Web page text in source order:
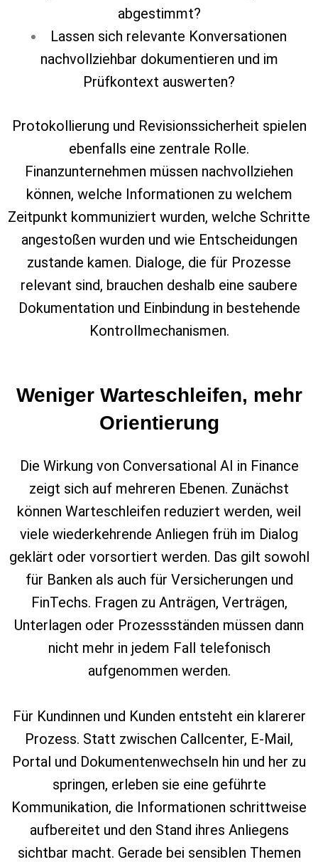
abgestimmt?
Lassen sich relevante Konversationen
nachvollziehbar dokumentieren und im
Prüfkontext auswerten?
Protokollierung und Revisionssicherheit spielen
ebenfalls eine zentrale Rolle.
Finanzunternehmen müssen nachvollziehen
können, welche Informationen zu welchem
Zeitpunkt kommuniziert wurden, welche Schritte
angestoßen wurden und wie Entscheidungen
zustande kamen. Dialoge, die für Prozesse
relevant sind, brauchen deshalb eine saubere
Dokumentation und Einbindung in bestehende
Kontrollmechanismen.
Weniger Warteschleifen, mehr
Orientierung
Die Wirkung von Conversational AI in Finance
zeigt sich auf mehreren Ebenen. Zunächst
können Warteschleifen reduziert werden, weil
viele wiederkehrende Anliegen früh im Dialog
geklärt oder vorsortiert werden. Das gilt sowohl
für Banken als auch für Versicherungen und
FinTechs. Fragen zu Anträgen, Verträgen,
Unterlagen oder Prozessständen müssen dann
nicht mehr in jedem Fall telefonisch
aufgenommen werden.
Für Kundinnen und Kunden entsteht ein klarerer
Prozess. Statt zwischen Callcenter, E‑Mail,
Portal und Dokumentenwechseln hin und her zu
springen, erleben sie eine geführte
Kommunikation, die Informationen schrittweise
aufbereitet und den Stand ihres Anliegens
sichtbar macht. Gerade bei sensiblen Themen